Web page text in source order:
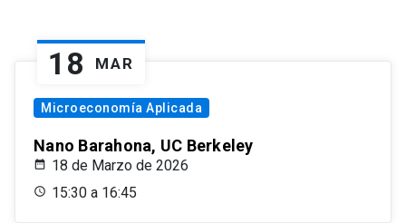
18 MAR
Microeconomía Aplicada
Nano Barahona, UC Berkeley
18 de Marzo de 2026
15:30 a 16:45